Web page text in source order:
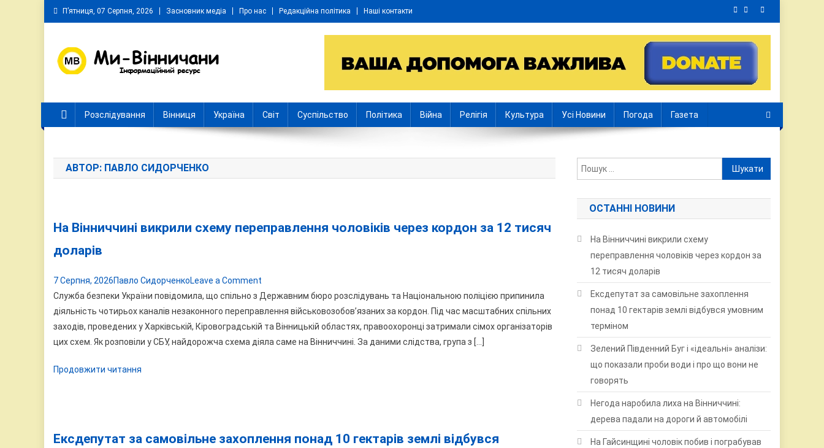
Skip
to
П’ятниця, 07 Серпня, 2026 Засновник медіа Про нас Редакційна політика Наші контакти
Розслідування Вінниця Україна Світ Суспільство Політика Війна Релігія Культура Усі Новини Погода Газета
АВТОР: ПАВЛО СИДОРЧЕНКО
На Вінниччині викрили схему переправлення чоловіків через кордон за 12 тисяч
доларів
7 Серпня, 2026Павло СидорченкоLeave a Comment
На
Вінниччині
викрили
схему
Служба безпеки України повідомила, що спільно з Державним бюро розслідувань та Національною поліцією припинила
діяльність чотирьох каналів незаконного переправлення військовозобов’язаних за кордон. Під час масштабних спільних
заходів, проведених у Харківській, Кіровоградській та Вінницькій областях, правоохоронці затримали сімох організаторів
цих схем. Як розповіли у СБУ, найдорожча схема діяла саме на Вінниччині. За даними слідства, група з […]
Продовжити читання
Ексдепутат за самовільне захоплення понад 10 гектарів землі відбувся
Пошук:
ОСТАННІ НОВИНИ
На Вінниччині викрили схему
переправлення чоловіків через кордон за
12 тисяч доларів
Ексдепутат за самовільне захоплення
понад 10 гектарів землі відбувся умовним
терміном
Зелений Південний Буг і «ідеальні» аналізи:
що показали проби води і про що вони не
говорять
Негода наробила лиха на Вінниччині:
дерева падали на дороги й автомобілі
На Гайсинщині чоловік побив і пограбував